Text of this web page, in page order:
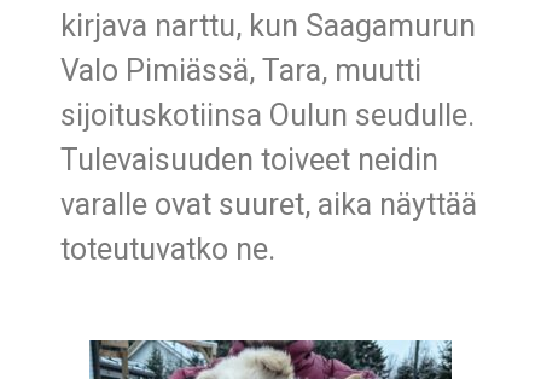
kirjava narttu, kun Saagamurun
Valo Pimiässä, Tara, muutti
sijoituskotiinsa Oulun seudulle.
Tulevaisuuden toiveet neidin
varalle ovat suuret, aika näyttää
toteutuvatko ne.